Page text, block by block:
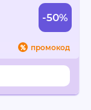
-50%
промокод